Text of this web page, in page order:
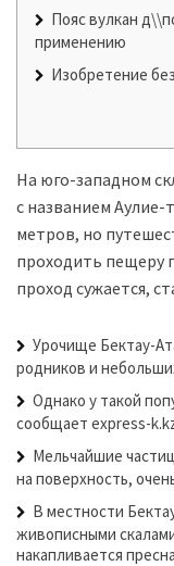
Пояс вулкан
применению
Изобретение
На юго-западном
с названием Аулие-
метров, но
проходить пещеру
проход сужается,
Урочище Бектау-
родников и
Однако у такой
сообщает express-
Мельчайшие
на поверхность,
В местности
живописными
накапливается